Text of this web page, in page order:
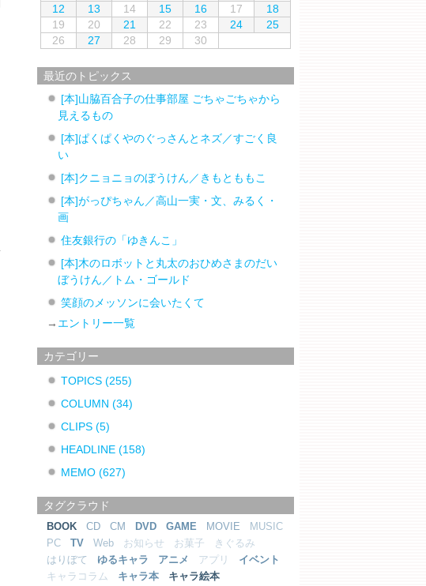
12
13 14 15 16 17
18
19
20 21 22 23 24
25
26
27 28 29 30
最近のトピックス
[本]山脇百合子の仕事部屋 ごちゃごちゃから
見えるもの
[本]ぱくぱくやのぐっさんとネズ／すごく良
い
[本]クニョニョのぼうけん／きもとももこ
[本]がっぴちゃん／高山一実・文、みるく・
画
住友銀行の「ゆきんこ」
[本]木のロボットと丸太のおひめさまのだい
ぼうけん／トム・ゴールド
笑顔のメッソンに会いたくて
→ エントリー一覧
カテゴリー
TOPICS(255)
COLUMN(34)
CLIPS(5)
HEADLINE(158)
MEMO(627)
タグクラウド
BOOK CD CM DVD GAME MOVIE
MUSIC
PC
TV Web お知らせ お菓子
きぐるみ
はりぼて
ゆるキャラ アニメ アプリ
イベント
キャラコラム
キャラ本
キャラ絵本